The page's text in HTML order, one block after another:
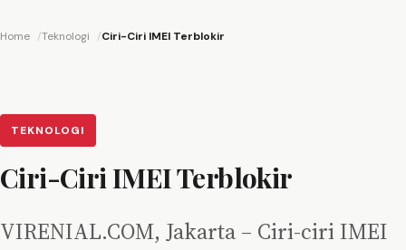
Home Teknologi Ciri-Ciri IMEI Terblokir
TEKNOLOGI
Ciri-Ciri IMEI Terblokir
VIRENIAL.COM, Jakarta – Ciri-ciri IMEI